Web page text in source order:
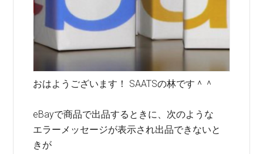
おはようございます！ SAATSの林です＾＾
eBayで商品で出品するときに、次のような
エラーメッセージが表示され出品できないと
きが